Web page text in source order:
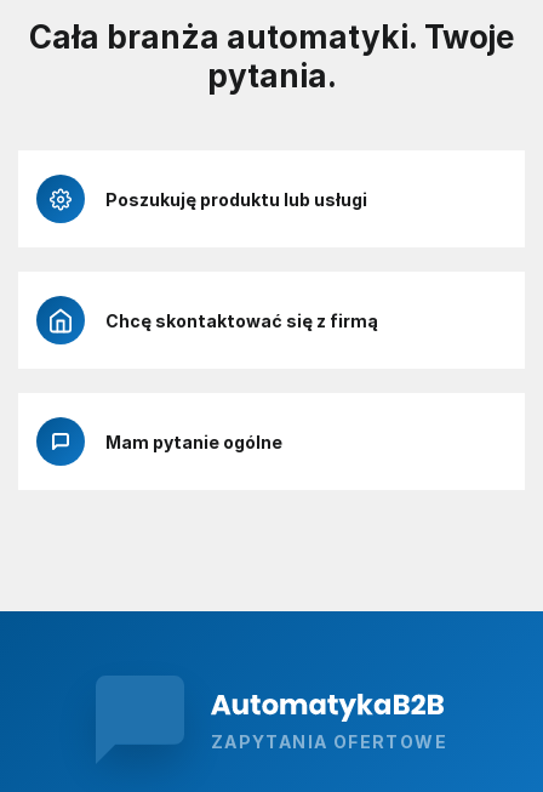
Cała branża automatyki. Twoje
pytania.
Poszukuję produktu lub usługi
Chcę skontaktować się z firmą
Mam pytanie ogólne
ZAPYTANIA OFERTOWE